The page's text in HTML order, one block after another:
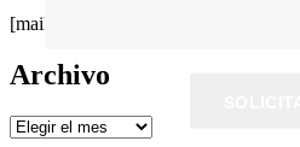
[mailpoet_form id="2"]
Archivo
Archivo